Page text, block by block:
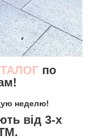
по
неделю!
від 3-х